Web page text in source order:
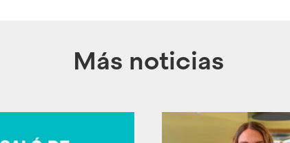
Más noticias